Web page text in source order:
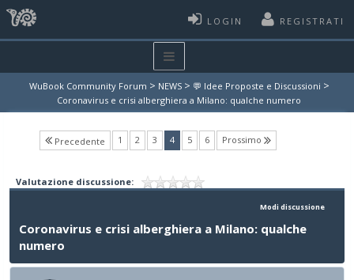
LOGIN REGISTRATI
WuBook Community Forum > NEWS > 💬 Idee Proposte e Discussioni >
Coronavirus e crisi alberghiera a Milano: qualche numero
Precedente 1 2 3 4(current)
5 6 Prossimo
Valutazione discussione:
Modi discussione
Coronavirus e crisi alberghiera a Milano: qualche
numero